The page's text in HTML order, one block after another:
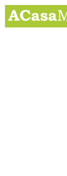
Salta
contenuto